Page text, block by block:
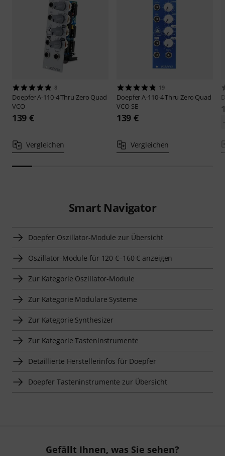
8
DoepferA-110-4 Thru Zero Quad
VCO
139 €
Vergleichen
19
DoepferA-110-4 Thru Zero Quad
VCO SE
139 €
Vergleichen
Smart Navigator
Doepfer Oszillator-Module zur Übersicht
Oszillator-Module für 120 €–160 € anzeigen
Zur Kategorie Oszillator-Module
Zur Kategorie Modulare Systeme
Zur Kategorie Synthesizer
Zur Kategorie Tasteninstrumente
Detaillierte Herstellerinfos für Doepfer
Doepfer Tasteninstrumente zur Übersicht
Gefällt Ihnen, was Sie sehen?